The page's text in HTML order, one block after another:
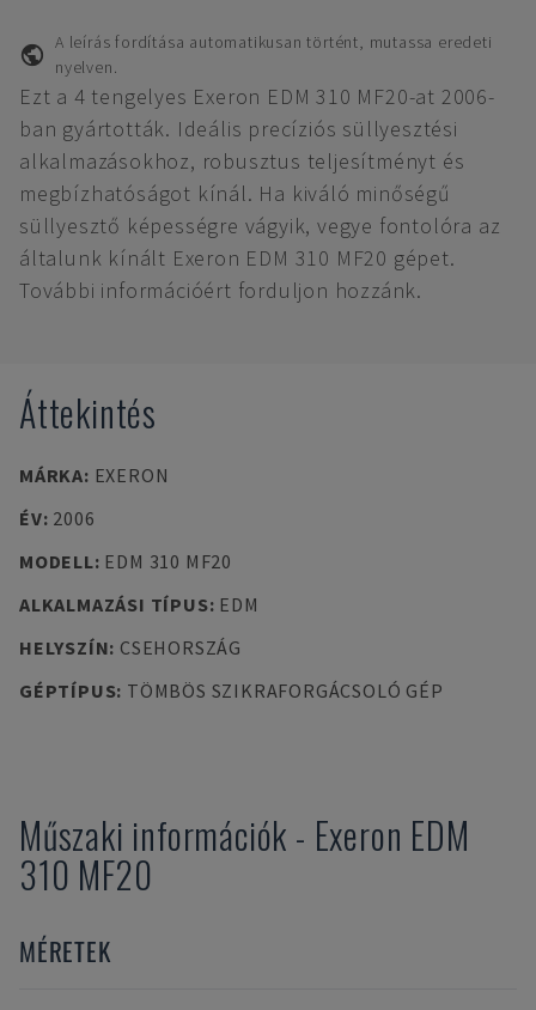
A leírás fordítása automatikusan történt, mutassa eredeti
nyelven.
Ezt a 4 tengelyes Exeron EDM 310 MF20-at 2006-
ban gyártották. Ideális precíziós süllyesztési
alkalmazásokhoz, robusztus teljesítményt és
megbízhatóságot kínál. Ha kiváló minőségű
süllyesztő képességre vágyik, vegye fontolóra az
általunk kínált Exeron EDM 310 MF20 gépet.
További információért forduljon hozzánk.
Áttekintés
MÁRKA: EXERON
ÉV: 2006
MODELL: EDM 310 MF20
ALKALMAZÁSI TÍPUS: EDM
HELYSZÍN: CSEHORSZÁG
GÉPTÍPUS: TÖMBÖS SZIKRAFORGÁCSOLÓ GÉP
Műszaki információk - Exeron EDM
310 MF20
MÉRETEK